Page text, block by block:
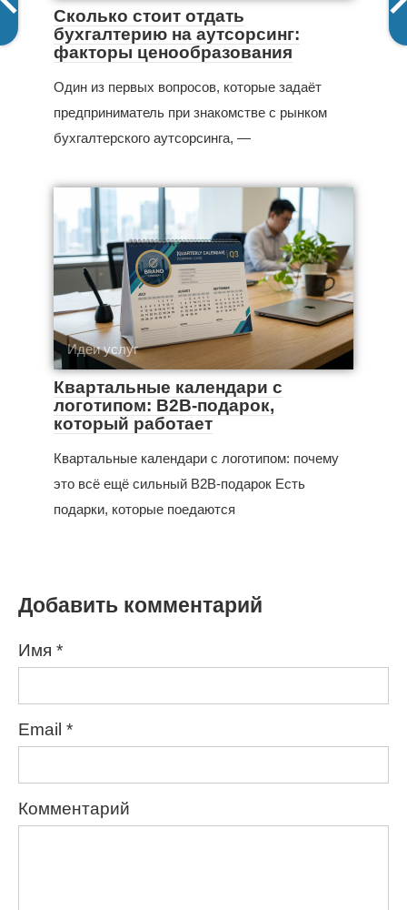
Сколько стоит отдать
бухгалтерию на аутсорсинг:
факторы ценообразования
Один из первых вопросов, которые задаёт
предприниматель при знакомстве с рынком
бухгалтерского аутсорсинга, —
Идеи услуг
Квартальные календари с
логотипом: B2B-подарок,
который работает
Квартальные календари с логотипом: почему
это всё ещё сильный B2B-подарок Есть
подарки, которые поедаются
Добавить комментарий
Имя *
Email *
Комментарий